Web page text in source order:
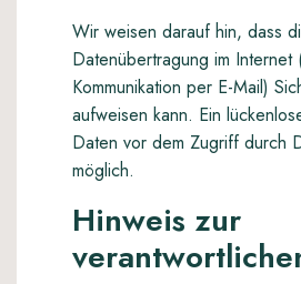
Wir weisen darauf hin, dass
Datenübertragung im
Kommunikation per E-Mail)
aufweisen kann. Ein
Daten vor dem Zugriff durch
möglich.
Hinweis zur